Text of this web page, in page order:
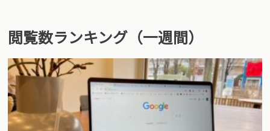
閲覧数ランキング（一週間）